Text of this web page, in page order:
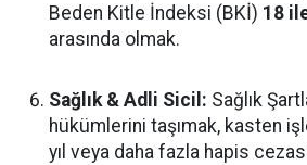
Beden Kitle İndeksi (BKİ) 18
arasında olmak.
Sağlık & Adli Sicil: Sağlık
hükümlerini taşımak, kasten
yıl veya daha fazla hapis